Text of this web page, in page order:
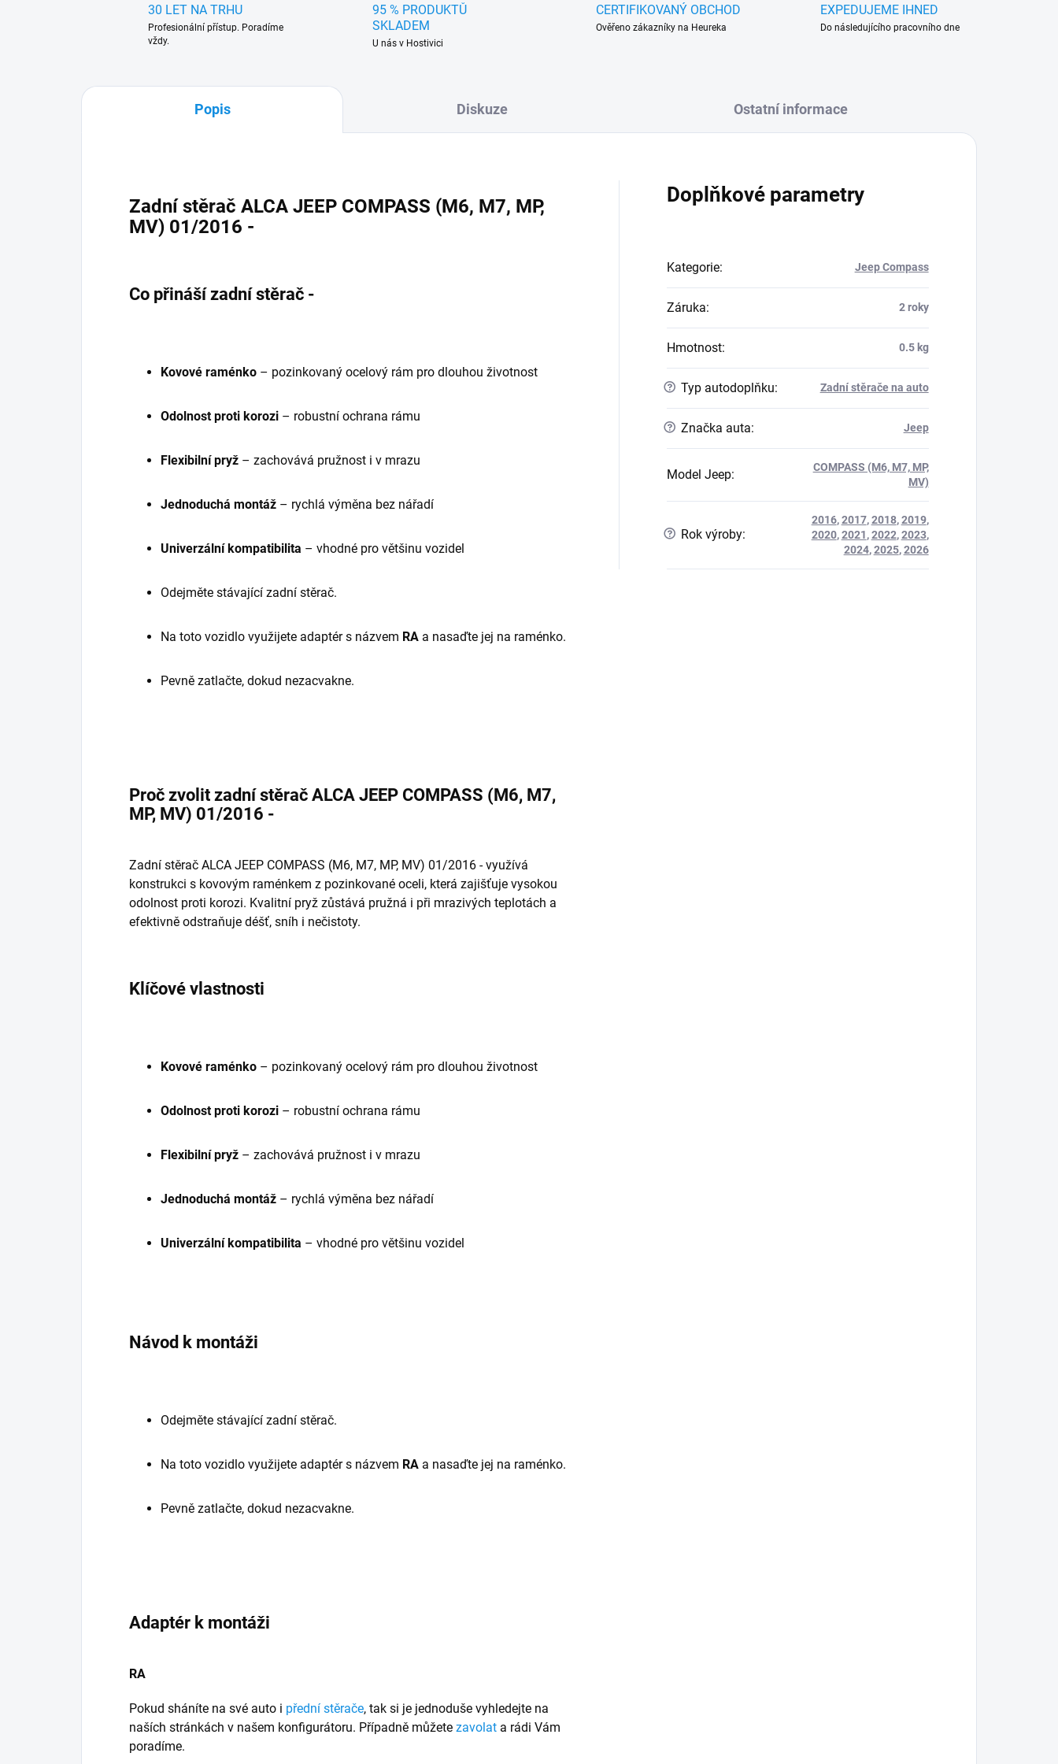
30 LET NA TRHU
Profesionální přístup. Poradíme
vždy.
95 % PRODUKTŮ
SKLADEM
U nás v Hostivici
CERTIFIKOVANÝ OBCHOD
Ověřeno zákazníky na Heureka
EXPEDUJEME IHNED
Do následujícího pracovního dne
Popis Diskuze Ostatní informace
Zadní stěrač ALCA JEEP COMPASS (M6, M7, MP,
MV) 01/2016 -
Co přináší zadní stěrač -
Kovové raménko – pozinkovaný ocelový rám pro dlouhou životnost
Odolnost proti korozi – robustní ochrana rámu
Flexibilní pryž – zachovává pružnost i v mrazu
Jednoduchá montáž – rychlá výměna bez nářadí
Univerzální kompatibilita – vhodné pro většinu vozidel
Odejměte stávající zadní stěrač.
Na toto vozidlo využijete adaptér s názvem RA a nasaďte jej na raménko.
Pevně zatlačte, dokud nezacvakne.
Proč zvolit zadní stěrač ALCA JEEP COMPASS (M6, M7,
MP, MV) 01/2016 -
Zadní stěrač ALCA JEEP COMPASS (M6, M7, MP, MV) 01/2016 - využívá
konstrukci s kovovým raménkem z pozinkované oceli, která zajišťuje vysokou
odolnost proti korozi. Kvalitní pryž zůstává pružná i při mrazivých teplotách a
efektivně odstraňuje déšť, sníh i nečistoty.
Klíčové vlastnosti
Kovové raménko – pozinkovaný ocelový rám pro dlouhou životnost
Odolnost proti korozi – robustní ochrana rámu
Flexibilní pryž – zachovává pružnost i v mrazu
Jednoduchá montáž – rychlá výměna bez nářadí
Univerzální kompatibilita – vhodné pro většinu vozidel
Návod k montáži
Odejměte stávající zadní stěrač.
Na toto vozidlo využijete adaptér s názvem RA a nasaďte jej na raménko.
Pevně zatlačte, dokud nezacvakne.
Adaptér k montáži
RA
Pokud sháníte na své auto i přední stěrače, tak si je jednoduše vyhledejte na
naších stránkách v našem konfigurátoru. Případně můžete zavolat a rádi Vám
poradíme.
Doplňkové parametry
Kategorie: Jeep Compass
Záruka: 2 roky
Hmotnost: 0.5 kg
? Typ autodoplňku: Zadní stěrače na auto
? Značka auta: Jeep
Model Jeep:
COMPASS (M6, M7, MP,
MV)
? Rok výroby:
2016,2017,2018,2019,
2020,2021,2022,2023,
2024,2025,2026